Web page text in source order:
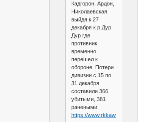
Кадгорон, Ардон,
Николаевская
выйдя к 27
декабря к р.Дур
Дур где
противник
временно
перешел к
обороне. Потери
дивизии с 15 по
31 декабря
составили 366
убитыми, 381
ранеными.
https://www.rkkawwii.ru/division/